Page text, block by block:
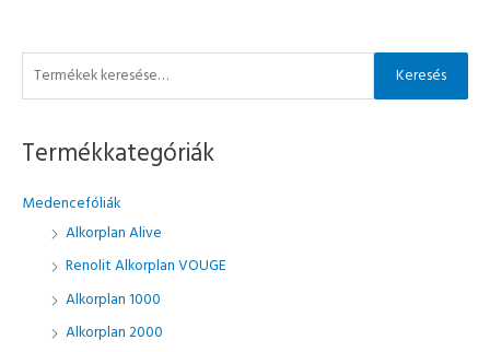
e
é
Keresés
Termékkategóriák
Medencefóliák
Alkorplan Alive
Renolit Alkorplan VOUGE
Alkorplan 1000
Alkorplan 2000